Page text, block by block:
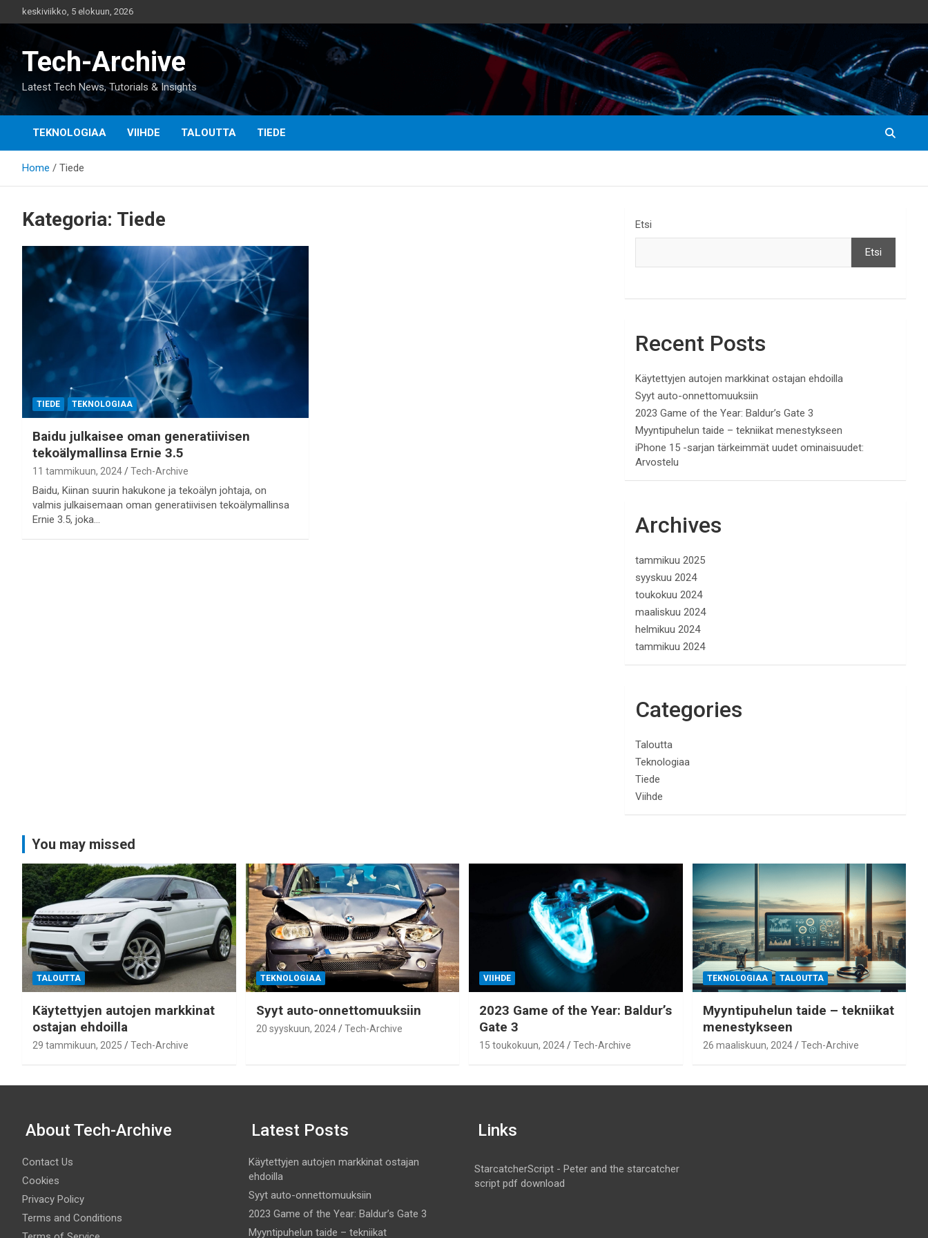
to
content
keskiviikko, 5 elokuun, 2026
Tech-Archive
Latest Tech News, Tutorials & Insights
TEKNOLOGIAA VIIHDE TALOUTTA TIEDE
Home Tiede
Kategoria: Tiede
TIEDE TEKNOLOGIAA
Baidu julkaisee oman generatiivisen
tekoälymallinsa Ernie 3.5
11 tammikuun, 2024 Tech-Archive
Baidu, Kiinan suurin hakukone ja tekoälyn johtaja, on
valmis julkaisemaan oman generatiivisen tekoälymallinsa
Ernie 3.5, joka…
Etsi
Etsi
Recent Posts
Käytettyjen autojen markkinat ostajan ehdoilla
Syyt auto-onnettomuuksiin
2023 Game of the Year: Baldur’s Gate 3
Myyntipuhelun taide – tekniikat menestykseen
iPhone 15 -sarjan tärkeimmät uudet ominaisuudet:
Arvostelu
Archives
tammikuu 2025
syyskuu 2024
toukokuu 2024
maaliskuu 2024
helmikuu 2024
tammikuu 2024
Categories
Taloutta
Teknologiaa
Tiede
Viihde
You may missed
TALOUTTA
Käytettyjen autojen markkinat
ostajan ehdoilla
29 tammikuun, 2025 Tech-Archive
TEKNOLOGIAA
Syyt auto-onnettomuuksiin
20 syyskuun, 2024 Tech-Archive
VIIHDE
2023 Game of the Year: Baldur’s
Gate 3
15 toukokuun, 2024 Tech-Archive
TEKNOLOGIAA TALOUTTA
Myyntipuhelun taide – tekniikat
menestykseen
26 maaliskuun, 2024 Tech-Archive
About Tech-Archive
Contact Us
Cookies
Privacy Policy
Terms and Conditions
Latest Posts
Käytettyjen autojen markkinat ostajan
ehdoilla
Syyt auto-onnettomuuksiin
2023 Game of the Year: Baldur’s Gate 3
Myyntipuhelun taide – tekniikat
Links
StarcatcherScript - Peter and the starcatcher
script pdf download